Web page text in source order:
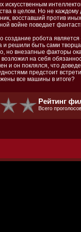
в целом. Но не
восставший против
войне поведает
робота
решили быть сами
но внезапные факторы
на себя
и он поклялся, что
предстоит
все машины в итоге?
Рейтинг
Всего